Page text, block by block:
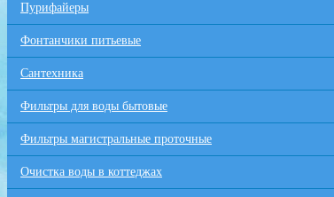
Пурифайеры
Фонтанчики питьевые
Сантехника
Фильтры для воды бытовые
Фильтры магистральные проточные
Очистка воды в коттеджах